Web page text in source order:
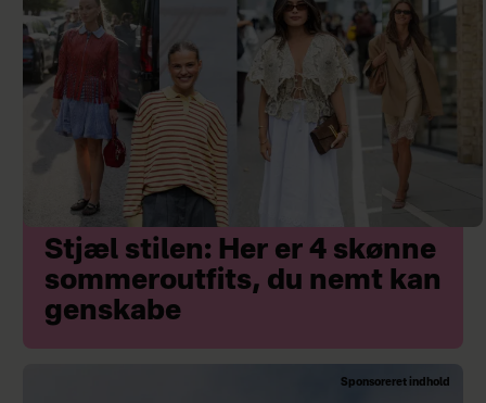
Stjæl stilen: Her er 4 skønne
sommeroutfits, du nemt kan
genskabe
Sponsoreret indhold